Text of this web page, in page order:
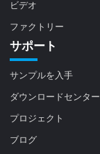
ビデオ
ファクトリー
サポート
サンプルを入手
ダウンロードセンター
プロジェクト
ブログ